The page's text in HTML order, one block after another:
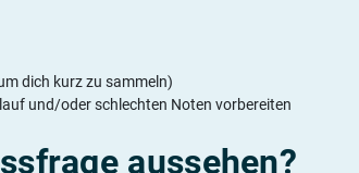
dich kurz zu sammeln)
und/oder schlechten Noten vorbereiten
aussehen?